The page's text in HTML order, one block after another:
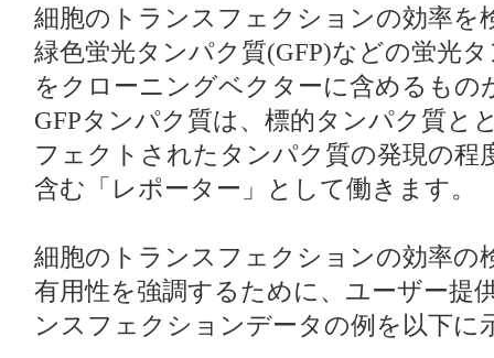
細胞のトランスフェクションの効率を
緑色蛍光タンパク質(GFP)などの蛍光
をクローニングベクターに含めるもの
GFPタンパク質は、標的タンパク質と
フェクトされたタンパク質の発現の程
含む「レポーター」として働きます。
細胞のトランスフェクションの効率の
有用性を強調するために、ユーザー提
ンスフェクションデータの例を以下に